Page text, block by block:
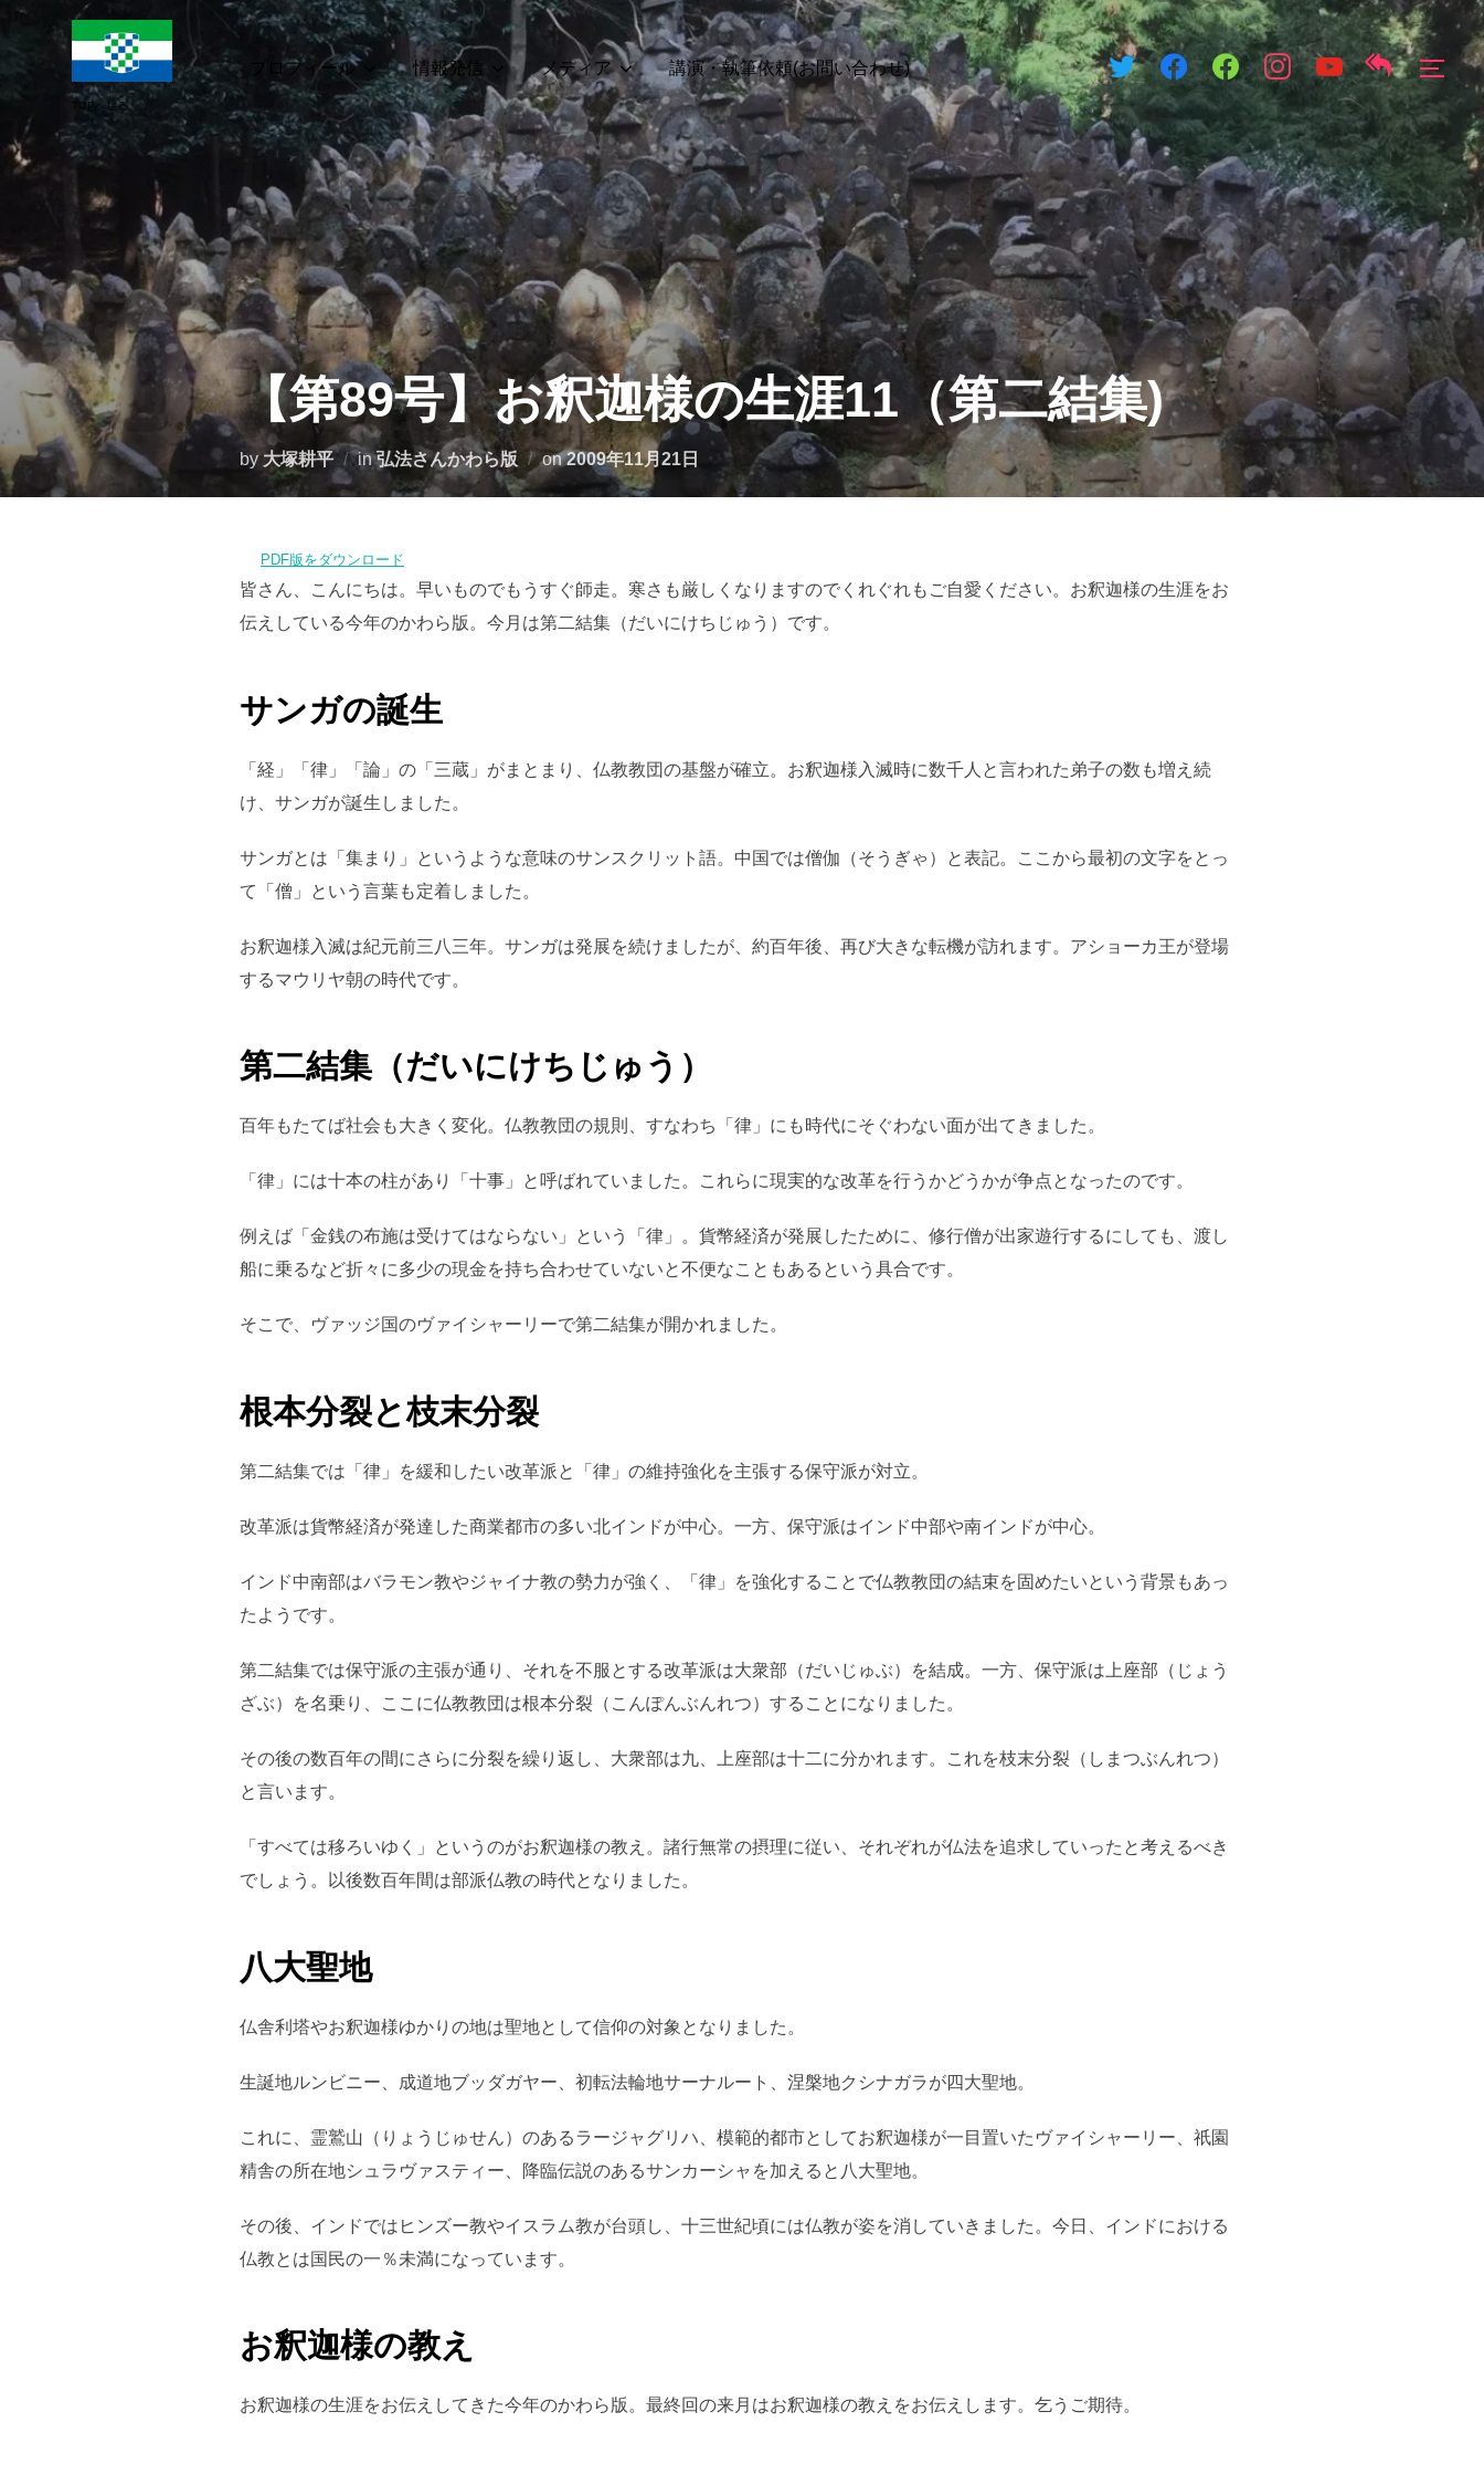
へ
ス
プ
プロフィール 情報発信 メディア 講演・執筆依頼(お問い合わせ) サイ
【第89号】お釈迦様の生涯11（第二結集)
by大塚耕平 in弘法さんかわら版 on投
2009年11月21日
PDF版をダウンロード
皆さん、こんにちは。早いものでもうすぐ師走。寒さも厳しくなりますのでくれぐれもご自愛ください。お釈迦様の生涯をお
伝えしている今年のかわら版。今月は第二結集（だいにけちじゅう）です。
サンガの誕生
「経」「律」「論」の「三蔵」がまとまり、仏教教団の基盤が確立。お釈迦様入滅時に数千人と言われた弟子の数も増え続
け、サンガが誕生しました。
サンガとは「集まり」というような意味のサンスクリット語。中国では僧伽（そうぎゃ）と表記。ここから最初の文字をとっ
て「僧」という言葉も定着しました。
お釈迦様入滅は紀元前三八三年。サンガは発展を続けましたが、約百年後、再び大きな転機が訪れます。アショーカ王が登場
するマウリヤ朝の時代です。
第二結集（だいにけちじゅう）
百年もたてば社会も大きく変化。仏教教団の規則、すなわち「律」にも時代にそぐわない面が出てきました。
「律」には十本の柱があり「十事」と呼ばれていました。これらに現実的な改革を行うかどうかが争点となったのです。
例えば「金銭の布施は受けてはならない」という「律」。貨幣経済が発展したために、修行僧が出家遊行するにしても、渡し
船に乗るなど折々に多少の現金を持ち合わせていないと不便なこともあるという具合です。
そこで、ヴァッジ国のヴァイシャーリーで第二結集が開かれました。
根本分裂と枝末分裂
第二結集では「律」を緩和したい改革派と「律」の維持強化を主張する保守派が対立。
改革派は貨幣経済が発達した商業都市の多い北インドが中心。一方、保守派はインド中部や南インドが中心。
インド中南部はバラモン教やジャイナ教の勢力が強く、「律」を強化することで仏教教団の結束を固めたいという背景もあっ
たようです。
第二結集では保守派の主張が通り、それを不服とする改革派は大衆部（だいじゅぶ）を結成。一方、保守派は上座部（じょう
ざぶ）を名乗り、ここに仏教教団は根本分裂（こんぽんぶんれつ）することになりました。
その後の数百年の間にさらに分裂を繰り返し、大衆部は九、上座部は十二に分かれます。これを枝末分裂（しまつぶんれつ）
と言います。
「すべては移ろいゆく」というのがお釈迦様の教え。諸行無常の摂理に従い、それぞれが仏法を追求していったと考えるべき
でしょう。以後数百年間は部派仏教の時代となりました。
八大聖地
仏舎利塔やお釈迦様ゆかりの地は聖地として信仰の対象となりました。
生誕地ルンビニー、成道地ブッダガヤー、初転法輪地サーナルート、涅槃地クシナガラが四大聖地。
これに、霊鷲山（りょうじゅせん）のあるラージャグリハ、模範的都市としてお釈迦様が一目置いたヴァイシャーリー、祇園
精舎の所在地シュラヴァスティー、降臨伝説のあるサンカーシャを加えると八大聖地。
その後、インドではヒンズー教やイスラム教が台頭し、十三世紀頃には仏教が姿を消していきました。今日、インドにおける
仏教とは国民の一％未満になっています。
お釈迦様の教え
お釈迦様の生涯をお伝えしてきた今年のかわら版。最終回の来月はお釈迦様の教えをお伝えします。乞うご期待。